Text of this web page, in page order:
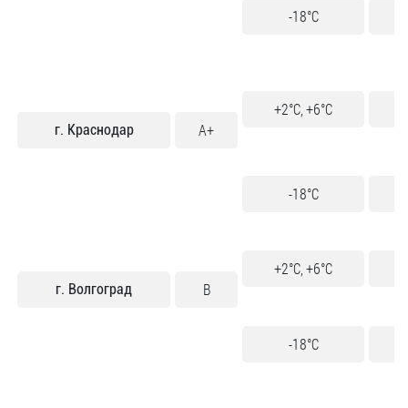
-18°C
г. Краснодар A+
+2°C, +6°C
-18°C
г. Волгоград B
+2°C, +6°C
-18°C